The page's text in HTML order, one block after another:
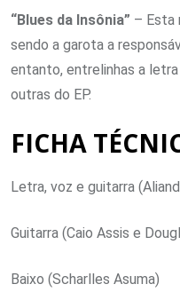
“Blues da Insônia” – Esta
sendo a garota a
entanto, entrelinhas a
outras do EP.
FICHA
Letra, voz e guitarra
Guitarra (Caio Assis e
Baixo (Scharlles Asuma)